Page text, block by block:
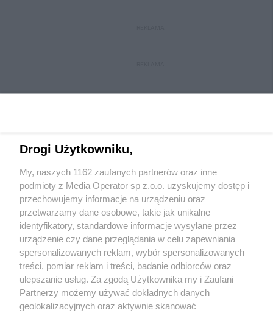
Wydawca mediówlokalnych
Nie zapomnij
zapoznać się z:
polityką prywatności regulamin korzystania z portali
Twojemiasto
Piekary Śląskie
Skontakuj sięz nami
Kontakt
Drogi Użytkowniku,
My, naszych 1162 zaufanych partnerów oraz inne
podmioty z Media Operator sp z.o.o. uzyskujemy dostęp i
przechowujemy informacje na urządzeniu oraz
przetwarzamy dane osobowe, takie jak unikalne
identyfikatory, standardowe informacje wysyłane przez
urządzenie czy dane przeglądania w celu zapewniania
spersonalizowanych reklam, wybór spersonalizowanych
treści, pomiar reklam i treści, badanie odbiorców oraz
ulepszanie usług. Za zgodą Użytkownika my i Zaufani
Partnerzy możemy używać dokładnych danych
geolokalizacyjnych oraz aktywnie skanować